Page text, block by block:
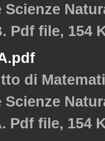
Scienze
Pdf file, 154
di
Scienze
Pdf file, 154